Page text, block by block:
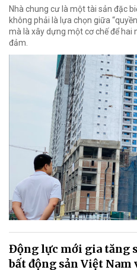
Nhà chung cư là một tài sản đặc
không phải là lựa chọn giữa
mà là xây dựng một cơ chế để hai
đảm.
Động lực mới gia tăng
bất động sản Việt Nam